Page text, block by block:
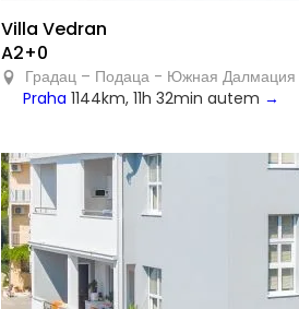
Villa Vedran
A2+0
Градац – Подаца - Южная
Praha 1144km, 11h 32min autem →